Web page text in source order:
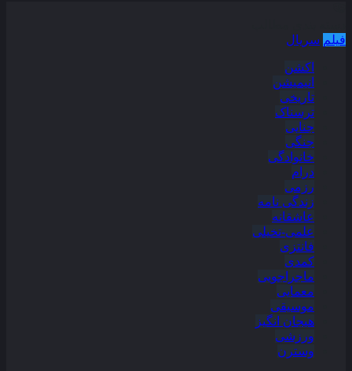
فیلم سریال
اکشن
انیمیشن
تاریخی
ترسناک
جنایی
جنگی
خانوادگی
درام
رزمی
زندگی نامه
عاشقانه
علمی-تخیلی
فانتزی
کمدی
ماجراجویی
معمایی
موسیقی
هیجان انگیز
ورزشی
وسترن